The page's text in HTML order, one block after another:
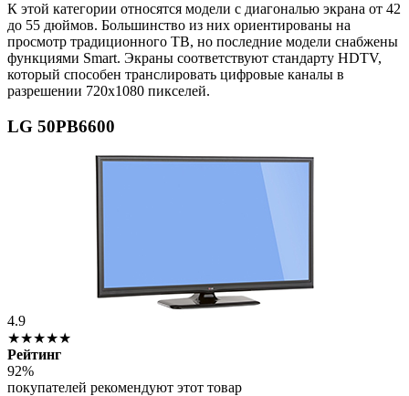
К этой категории относятся модели с диагональю экрана от 42
до 55 дюймов. Большинство из них ориентированы на
просмотр традиционного ТВ, но последние модели снабжены
функциями Smart. Экраны соответствуют стандарту HDTV,
который способен транслировать цифровые каналы в
разрешении 720х1080 пикселей.
LG 50PB6600
4.9
★★★★★
Рейтинг
92%
покупателей рекомендуют этот товар